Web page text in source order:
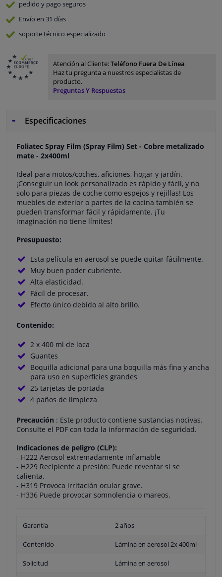
pedido y pago seguros
Envío en 31 días
soporte técnico especializado
Atención al Cliente:Teléfono Fuera De Línea
Haz tu pregunta a nuestros especialistas de
producto.
Preguntas Y Respuestas
Especificaciones
Foliatec Spray Film (Spray Film) Set - Cobre metalizado
mate - 2x400ml
Ideal para motos/coches, aficiones, hogar y jardín.
¡Conseguir un look personalizado es rápido y fácil, y no
solo para piezas de coche como espejos y rejillas! Los
muebles de exterior o partes de la cocina también se
pueden transformar fácil y rápidamente. ¡Tu
imaginación no tiene límites!
Presupuesto:
Esta película en aerosol se puede quitar fácilmente.
Muy buen poder cubriente.
Alta elasticidad.
Fácil de procesar.
Efecto único debido al alto brillo.
Contenido:
2 x 400 ml de laca
Guantes
Boquilla adicional para una boquilla más fina y ancha
para uso en superficies grandes
25 tarjetas de portada
4 paños de limpieza
Precaución : Este producto contiene sustancias nocivas.
Consulte el PDF con toda la información de seguridad.
Indicaciones de peligro (CLP):
- H222 Aerosol extremadamente inflamable
- H229 Recipiente a presión: Puede reventar si se
calienta.
- H319 Provoca irritación ocular grave.
- H336 Puede provocar somnolencia o mareos.
Garantía 2 años
Contenido Lámina en aerosol 2x 400ml
Solicitud Lámina en aerosol